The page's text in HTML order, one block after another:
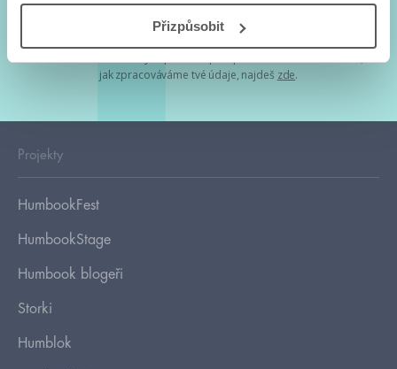
Přizpůsobit
Tvá e-mailová adresa je u nás v bezpečí. Přečti si
jak zpracováváme tvé údaje, najdeš zde.
Projekty
HumbookFest
HumbookStage
Humbook blogeři
Storki
Humblok